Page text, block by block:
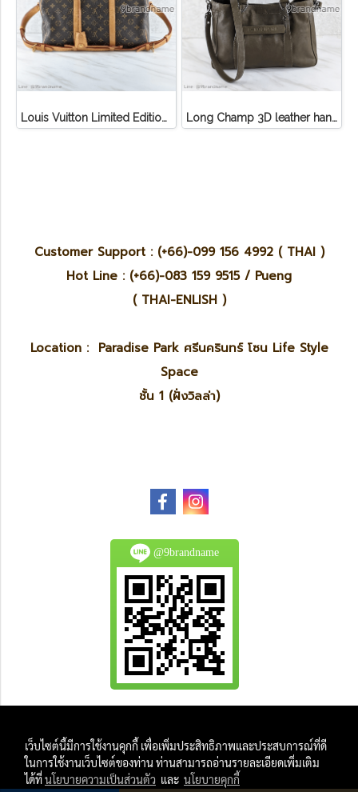
Louis Vuitton Limited Edition Monogram Canvas Sofia Coppola SC Bag Long Champ 3D leather handbag
Customer Support : (+66)-099 156 4992 ( THAI )
Hot Line : (+66)-083 159 9515 / Pueng
( THAI-ENLISH )
Location : Paradise Park ศรีนครินทร์ โซน Life Style
Space
ชั้น 1 (ฝั่งวิลล่า)
@9brandname
And
All Photo in this website were taken by
เว็บไซต์นี้มีการใช้งานคุกกี้ เพื่อเพิ่มประสิทธิภาพและประสบการณ์ที่ดี
ในการใช้งานเว็บไซต์ของท่าน ท่านสามารถอ่านรายละเอียดเพิ่มเติม
ได้ที่นโยบายความเป็นส่วนตัว และ นโยบายคุกกี้